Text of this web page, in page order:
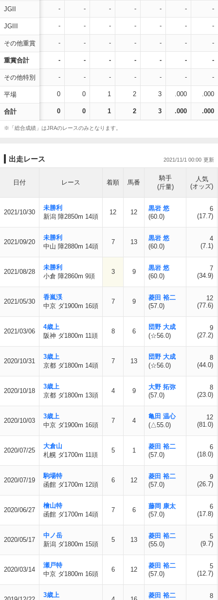
JGII
JGIII
その他重賞
重賞合計
その他特別
平場
合計
- - - - - - -
- - - - - - -
- - - - - - -
- - - - - - -
- - - - - - -
0 0 1 2 3 .000 .000
0 0 1 2 3 .000 .000
※「総合成績」はJRAのレースのみとなります。
出走レース 2021/11/1 00:00
日付 レース 着順 馬番
騎手
(斤量)
人気
(オッズ)
2021/10/30
未勝利
新潟 障2850m 14頭
12 12
黒岩 悠
(60.0)
6
(17.7)
2021/09/20
未勝利
中山 障2880m 14頭
7 13
黒岩 悠
(60.0)
4
(7.1)
2021/08/28
未勝利
小倉 障2860m 9頭
3 9
黒岩 悠
(60.0)
7
(34.9)
2021/05/30
香嵐渓
中京 ダ1900m 16頭
7 9
菱田 裕二
(57.0)
12
(77.6)
2021/03/06
4歳上
阪神 ダ1800m 11頭
8 6
団野 大成
(☆56.0)
9
(27.2)
2020/10/31
3歳上
京都 ダ1800m 14頭
7 13
団野 大成
(☆56.0)
8
(44.0)
2020/10/18
3歳上
京都 ダ1800m 13頭
4 9
大野 拓弥
(57.0)
8
(23.0)
2020/10/03
3歳上
中京 ダ1900m 16頭
7 4
亀田 温心
(△55.0)
12
(81.0)
2020/07/25
大倉山
札幌 ダ1700m 11頭
5 1
菱田 裕二
(57.0)
6
(18.0)
2020/07/19
駒場特
函館 ダ1700m 12頭
6 12
菱田 裕二
(57.0)
9
(26.7)
2020/06/27
檜山特
函館 ダ1700m 14頭
7 6
藤岡 康太
(57.0)
6
(17.8)
2020/05/17
中ノ岳
新潟 ダ1800m 15頭
5 13
菱田 裕二
(55.0)
5
(9.7)
2020/03/14
瀬戸特
中京 ダ1800m 16頭
6 12
菱田 裕二
(57.0)
5
(12.7)
3歳上 菱田 裕二
8